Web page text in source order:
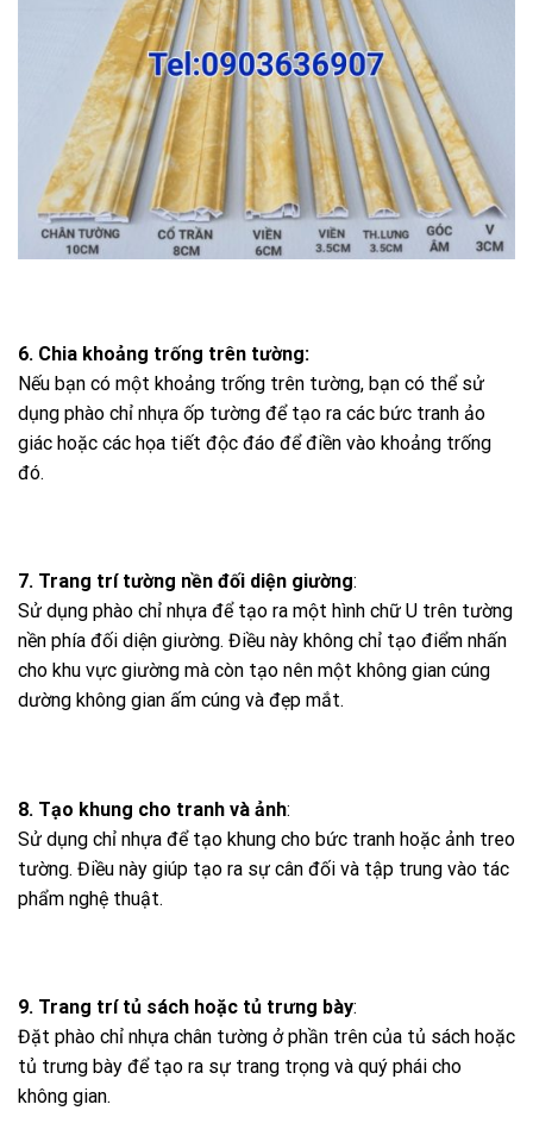
6. Chia khoảng trống trên tường:
Nếu bạn có một khoảng trống trên tường, bạn có thể sử
dụng phào chỉ nhựa ốp tường để tạo ra các bức tranh ảo
giác hoặc các họa tiết độc đáo để điền vào khoảng trống
đó.
7. Trang trí tường nền đối diện giường:
Sử dụng phào chỉ nhựa để tạo ra một hình chữ U trên tường
nền phía đối diện giường. Điều này không chỉ tạo điểm nhấn
cho khu vực giường mà còn tạo nên một không gian cúng
dường không gian ấm cúng và đẹp mắt.
8. Tạo khung cho tranh và ảnh:
Sử dụng chỉ nhựa để tạo khung cho bức tranh hoặc ảnh treo
tường. Điều này giúp tạo ra sự cân đối và tập trung vào tác
phẩm nghệ thuật.
9. Trang trí tủ sách hoặc tủ trưng bày:
Đặt phào chỉ nhựa chân tường ở phần trên của tủ sách hoặc
tủ trưng bày để tạo ra sự trang trọng và quý phái cho
không gian.